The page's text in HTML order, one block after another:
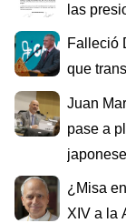
las
Falleció
que
Juan
pase a
¿Misa
XIV a la